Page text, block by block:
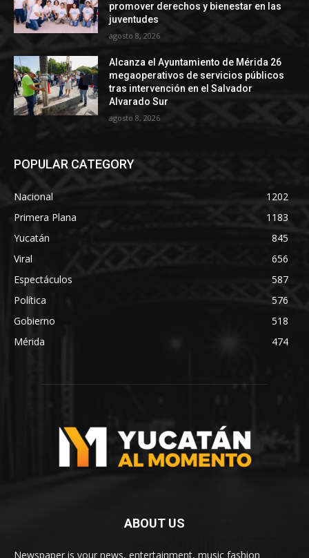
promover derechos y bienestar en las
juventudes
agosto 8, 2026
Alcanza el Ayuntamiento de Mérida 26
megaoperativos de servicios públicos
tras intervención en el Salvador
Alvarado Sur
agosto 8, 2026
POPULAR CATEGORY
Nacional
1202
Primera Plana
1183
Yucatán
845
Viral
656
Espectáculos
587
Política
576
Gobierno
518
Mérida
474
ABOUT US
Newspaper is your news, entertainment, music fashion